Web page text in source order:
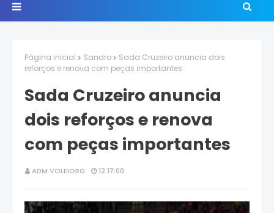
Página inicial Sandro
Sada Cruzeiro anuncia dois
reforços e renova com peças importantes
Sada Cruzeiro anuncia
dois reforços e renova
com peças importantes
ADM VOLEIORG 12:17:00